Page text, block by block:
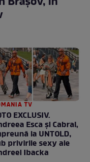
TV
EXCLUSIV.
Esca şi Cabral,
la UNTOLD,
privirile sexy ale
Ibacka